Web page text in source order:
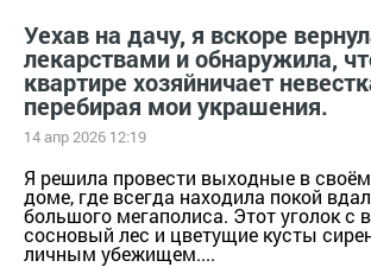
Уехав на дачу, я вскоре
лекарствами и обнаружила,
квартире хозяйничает
перебирая мои украшения.
14 апр 2026 12:19
Я решила провести выходные в
доме, где всегда находила покой
большого мегаполиса. Этот уголок с
сосновый лес и цветущие кусты
личным убежищем....